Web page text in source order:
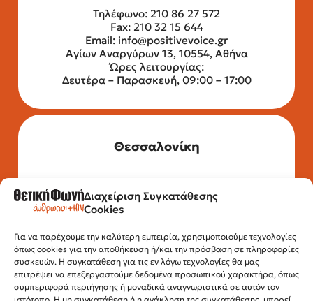
Διαχείριση Συγκατάθεσης
Cookies
Για να παρέχουμε την καλύτερη εμπειρία, χρησιμοποιούμε τεχνολογίες
όπως cookies για την αποθήκευση ή/και την πρόσβαση σε πληροφορίες
συσκευών. Η συγκατάθεση για τις εν λόγω τεχνολογίες θα μας
επιτρέψει να επεξεργαστούμε δεδομένα προσωπικού χαρακτήρα, όπως
συμπεριφορά περιήγησης ή μοναδικά αναγνωριστικά σε αυτόν τον
Τηλέφωνο: 210 86 27 572
Fax: 210 32 15 644
Email: info@positivevoice.gr
Αγίων Αναργύρων 13, 10554, Αθήνα
Ώρες λειτουργίας:
Δευτέρα – Παρασκευή, 09:00 – 17:00
Θεσσαλονίκη
Τηλέφωνο: 2315 525 020
Fax: 210 32 15 644
Εγνατίας 112, 3ος όροφος, 54622,
Θεσσαλονίκη
Ώρες λειτουργίας:
Δευτέρα – Παρασκευή, 10:00 –14:00